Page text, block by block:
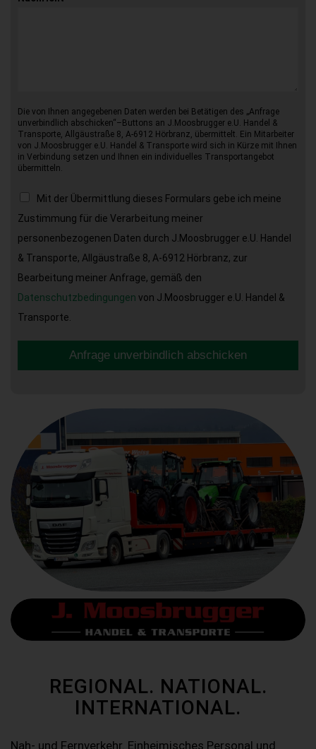
Die von Ihnen angegebenen Daten werden bei Betätigen des „Anfrage
unverbindlich abschicken“–Buttons an J.Moosbrugger e.U. Handel &
Transporte, Allgäustraße 8, A-6912 Hörbranz, übermittelt. Ein Mitarbeiter
von J.Moosbrugger e.U. Handel & Transporte wird sich in Kürze mit Ihnen
in Verbindung setzen und Ihnen ein individuelles Transportangebot
übermitteln.
Mit der Übermittlung dieses Formulars gebe ich meine
Zustimmung für die Verarbeitung meiner
personenbezogenen Daten durch J.Moosbrugger e.U. Handel
& Transporte, Allgäustraße 8, A-6912 Hörbranz, zur
Bearbeitung meiner Anfrage, gemäß den
Datenschutzbedingungen von J.Moosbrugger e.U. Handel &
Transporte.
Anfrage unverbindlich abschicken
REGIONAL. NATIONAL.
INTERNATIONAL.
Nah- und Fernverkehr. Einheimisches Personal und